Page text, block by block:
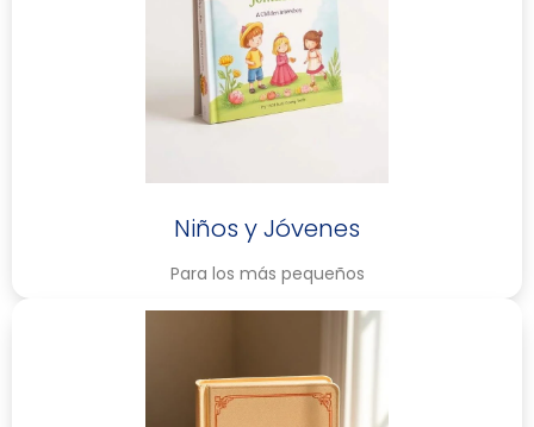
Niños y Jóvenes
Para los más pequeños